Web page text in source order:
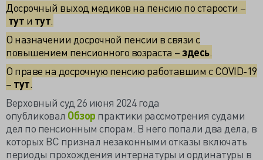
Досрочный выход медиков на пенсию по старости –
тут и тут.
О назначении досрочной пенсии в связи с
повышением пенсионного возраста –здесь.
О праве на досрочную пенсию работавшим с COVID-19
– тут.
Верховный суд 26 июня 2024 года
опубликовал Обзор практики рассмотрения судами
дел по пенсионным спорам. В него попали два дела, в
которых ВС признал незаконными отказы включать
периоды прохождения интернатуры и ординатуры в